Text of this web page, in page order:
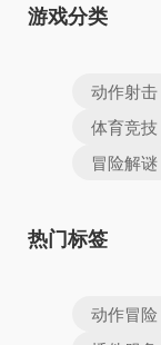
游戏分类
动作射击
体育竞技
冒险解谜
热门标签
动作冒险